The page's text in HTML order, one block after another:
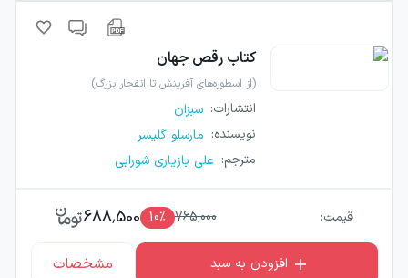
کتاب رقص جهان
(از اسطوره‌های آفرینش تا انفجار بزرگ)
انتشارات: سبزان
نویسنده: مارسلو گلیسر
مترجم: علی بازیاری شورابی
قیمت: 765,000
10٪ 688,500
افزودن به سبد مشخصات